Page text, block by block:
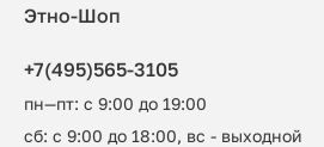
Этно-Шоп
+7(495)565-3105
пн—пт: с 9:00 до 19:00
сб: с 9:00 до 18:00, вс - выходной